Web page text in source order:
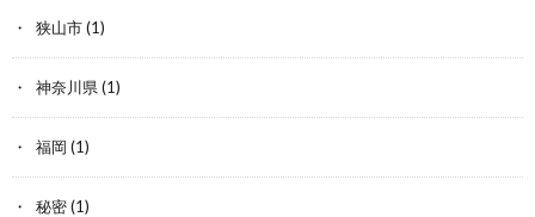
狭山市(1)
神奈川県(1)
福岡 (1)
秘密(1)